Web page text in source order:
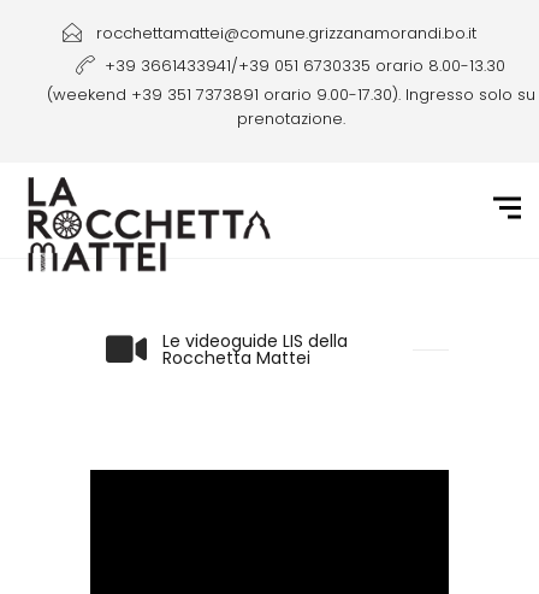
rocchettamattei@comune.grizzanamorandi.bo.it
+39 3661433941/+39 051 6730335 orario 8.00-13.30
(weekend +39 351 7373891 orario 9.00-17.30). Ingresso solo su
prenotazione.
Le videoguide LIS della
Rocchetta Mattei